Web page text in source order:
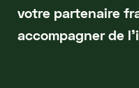
votre partenaire
accompagner de